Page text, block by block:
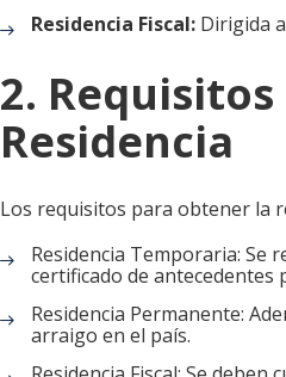
Residencia Fiscal:Dirigida a
2.
Residencia
Los requisitos para obtener la
Residencia Temporaria: Se
certificado de antecedentes
Residencia Permanente:
arraigo en el país.